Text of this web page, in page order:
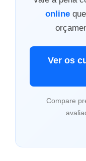
online
Ver os
Compare